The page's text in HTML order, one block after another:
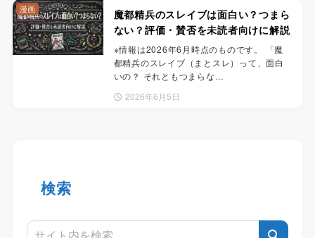
魔都精兵のスレイブは面白い？つまら
ない？評価・賛否を未読者向けに解説
※情報は2026年6月時点のものです。 「魔
都精兵のスレイブ（まとスレ）って、面白
いの？ それともつまらな…
2026年6月5日
漫画
検索